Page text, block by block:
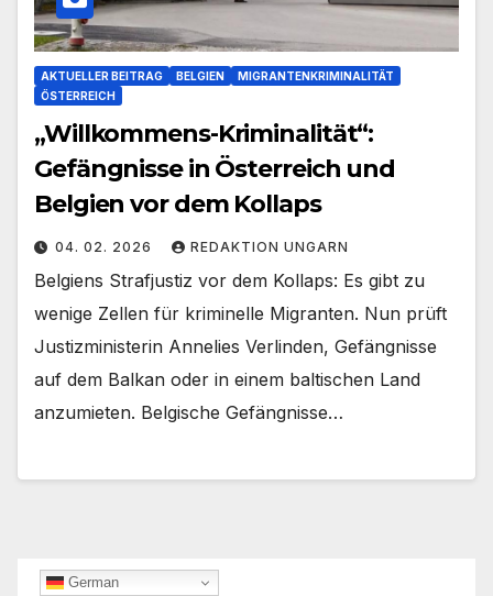
AKTUELLER BEITRAG BELGIEN
MIGRANTENKRIMINALITÄT
ÖSTERREICH
„Willkommens-Kriminalität“:
Gefängnisse in Österreich und
Belgien vor dem Kollaps
04. 02. 2026 REDAKTION UNGARN
Belgiens Strafjustiz vor dem Kollaps: Es gibt zu
wenige Zellen für kriminelle Migranten. Nun prüft
Justizministerin Annelies Verlinden, Gefängnisse
auf dem Balkan oder in einem baltischen Land
anzumieten. Belgische Gefängnisse…
German